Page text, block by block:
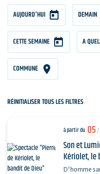
AUJOURD'HUI DEMAIN
CETTE SEMAINE A
COMMUNE
RÉINITIALISER TOUS LES FILTRES
à partir du 05/
Son et
Kériolet, le
D'homme